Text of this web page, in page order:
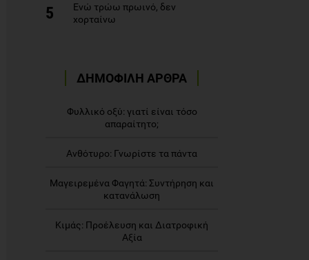
5
Ενώ τρώω πρωινό, δεν
χορταίνω
ΔΗΜΟΦΙΛΗ ΑΡΘΡΑ
Φυλλικό οξύ: γιατί είναι τόσο
απαραίτητο;
Ανθότυρο: Γνωρίστε τα πάντα
Μαγειρεμένα Φαγητά: Συντήρηση και
κατανάλωση
Κιμάς: Προέλευση και Διατροφική
Αξία